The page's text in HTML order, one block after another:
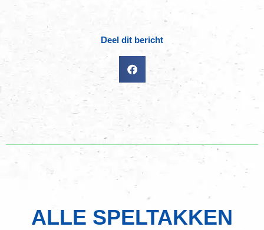
Deel dit bericht
ALLE SPELTAKKEN